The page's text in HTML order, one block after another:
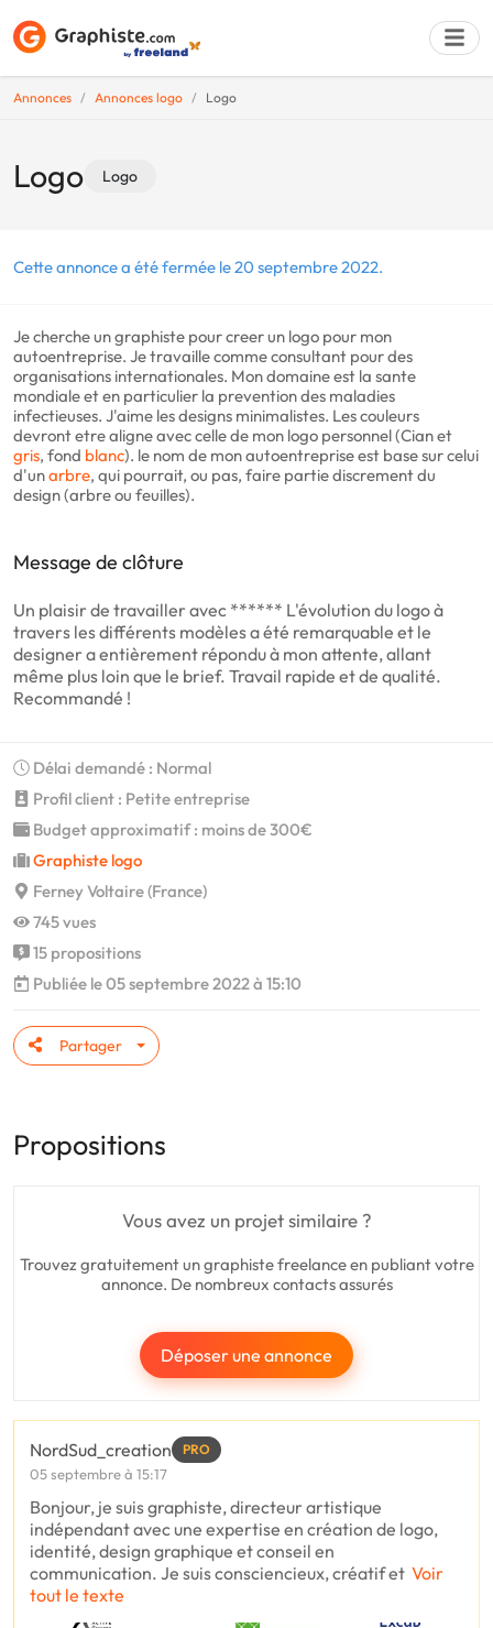
Annonces Annonces logo Logo
Logo Logo
Cette annonce a été fermée le 20 septembre 2022.
Je cherche un graphiste pour creer un logo pour mon
autoentreprise. Je travaille comme consultant pour des
organisations internationales. Mon domaine est la sante
mondiale et en particulier la prevention des maladies
infectieuses. J'aime les designs minimalistes. Les couleurs
devront etre aligne avec celle de mon logo personnel (Cian et
gris, fond blanc). le nom de mon autoentreprise est base sur celui
d'unarbre, qui pourrait, ou pas, faire partie discrement du
design (arbre ou feuilles).
Message de clôture
Un plaisir de travailler avec ****** L'évolution du logo à
travers les différents modèles a été remarquable et le
designer a entièrement répondu à mon attente, allant
même plus loin que le brief. Travail rapide et de qualité.
Recommandé !
Délai demandé : Normal
Profil client : Petite entreprise
Budget approximatif : moins de 300€
Graphiste logo
Ferney Voltaire (France)
745 vues
15 propositions
Publiée le 05 septembre 2022 à 15:10
Partager
Propositions
Vous avez un projet similaire ?
Trouvez gratuitement un graphiste freelance en publiant votre
annonce. De nombreux contacts assurés
Déposer une annonce
NordSud_creation PRO
05 septembre à 15:17
Bonjour, je suis graphiste, directeur artistique
indépendant avec une expertise en création de logo,
identité, design graphique et conseil en
communication. Je suis consciencieux, créatif et Voir
tout le texte